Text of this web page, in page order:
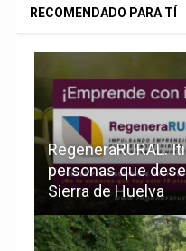
RECOMENDADO PARA TÍ
RegeneraRURAL.
personas que
Sierra de Huelva